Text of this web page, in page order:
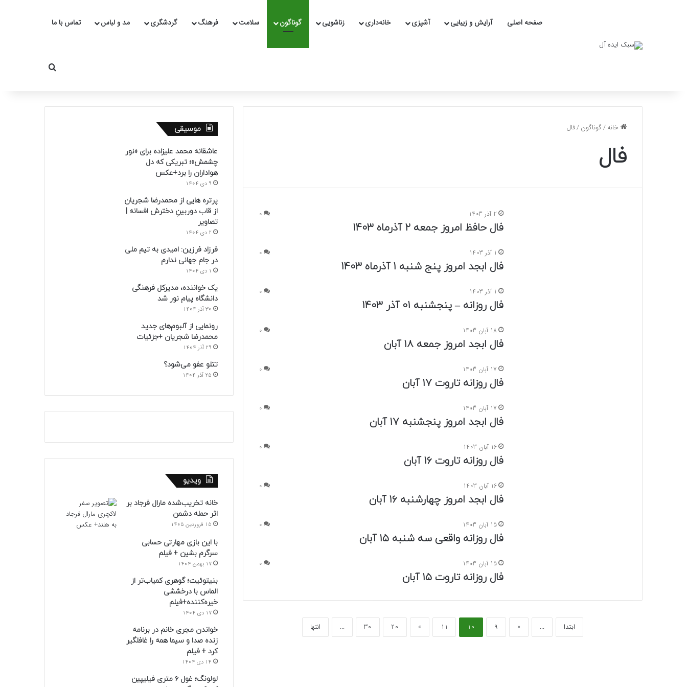
صفحه اصلی آرایش و زیبایی آشپزی خانه‌داری زناشویی گوناگون سلامت فرهنگ گردشگری مد و لباس تماس با ما
جستجو برای
خانه/گوناگون/فال
فال
2 آذر 1403 0
فال حافظ امروز جمعه ۲ آذرماه ۱۴۰۳
1 آذر 1403 0
فال ابجد امروز پنج شنبه 1 آذرماه 1403
1 آذر 1403 0
فال روزانه – پنجشنبه 01 آذر 1403
18 آبان 1403 0
فال ابجد امروز جمعه ۱۸ آبان
17 آبان 1403 0
فال روزانه تاروت ۱۷ آبان
17 آبان 1403 0
فال ابجد امروز پنجشنبه ۱۷ آبان
16 آبان 1403 0
فال روزانه تاروت ۱۶ آبان
16 آبان 1403 0
فال ابجد امروز چهارشنبه ۱۶ آبان
15 آبان 1403 0
فال روزانه واقعی سه شنبه ۱۵ آبان
15 آبان 1403 0
فال روزانه تاروت ۱۵ آبان
ابتدا ...
«
9
10
11
»
20
30
... انتها
موسیقی
عاشقانه محمد علیزاده برای «نور
چشمش»؛ تبریکی که دل
هواداران را برد+عکس
9 دی 1404
پرتره هایی از محمدرضا شجریان
از قاب دوربینِ دخترش افسانه |
تصاویر
2 دی 1404
فرزاد فرزین: امیدی به تیم ملی
در جام جهانی ندارم
1 دی 1404
یک خواننده، مدیرکل فرهنگی
دانشگاه پیام نور شد
30 آذر 1404
رونمایی از آلبوم‌های جدید
محمدرضا شجریان +جزئیات
29 آذر 1404
تتلو عفو می‌شود؟
25 آذر 1404
ویدیو
خانه تخریب‌شده مارال فرجاد بر
اثر حمله دشمن
15 فروردین 1405
با این بازی مهارتی حسابی
سرگرم بشین + فیلم
17 بهمن 1404
بنیتوئیت؛ گوهری کمیاب‌تر از
الماس با درخششی
خیره‌کننده+فیلم
17 دی 1404
خواندن مجری خانم در برنامه
زنده صدا و سیما همه را غافلگیر
کرد + فیلم
14 دی 1404
لولونگ؛ غول ۶ متری فیلیپین